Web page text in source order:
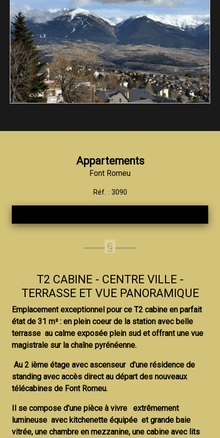
Appartements
Font Romeu
Réf. : 3090
T2 CABINE - CENTRE VILLE -
TERRASSE ET VUE PANORAMIQUE
Emplacement exceptionnel pour ce T2 cabine en parfait
état de 31 m² : en plein coeur de la station avec belle
terrasse au calme exposée plein sud et offrant une vue
magistrale sur la chaîne pyrénéenne.
Au 2 ième étage avec ascenseur d’une résidence de
standing avec accès direct au départ des nouveaux
télécabines de Font Romeu.
Il se compose d’une pièce à vivre extrêmement
lumineuse avec kitchenette équipée et grande baie
vitrée, une chambre en mezzanine, une cabine avec lits